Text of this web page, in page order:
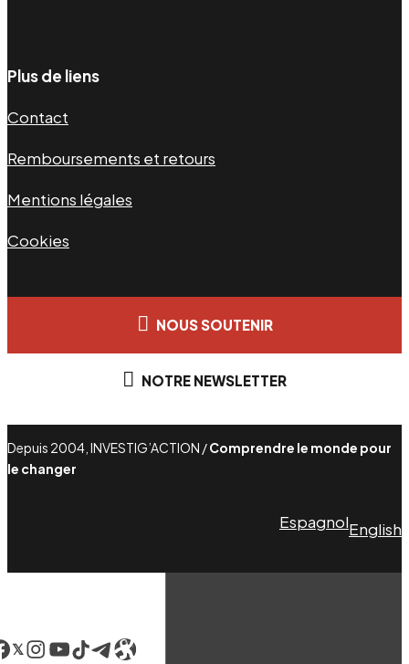
Plus de liens
Contact
Remboursements et retours
Mentions légales
Cookies
NOUS SOUTENIR
NOTRE NEWSLETTER
Depuis 2004, INVESTIG’ACTION /Comprendre le monde pour
le changer
EspagnolEnglish
LinkedIn
Instagram
YouTube
TikTok
Telegram
Lien